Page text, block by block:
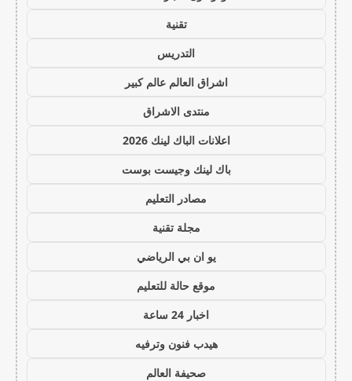
تقنية
التدريس
اشراق العالم عالم كبير
منتدى الاشراق
اعلانات الباك لينك 2026
باك لينك وجيست بوست
مصادر التعليم
مجلة تقنية
يو ان بي الرياضي
موقع حالة للتعليم
اخبار 24 ساعة
هيدب فنون وترفيه
صحيفة العالم